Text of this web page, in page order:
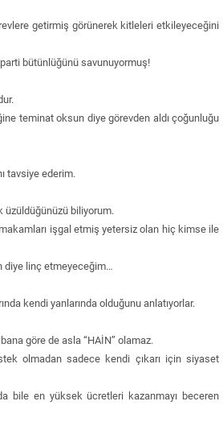
getirmiş görünerek kitleleri etkileyeceğini
bütünlüğünü savunuyormuş!
teminat oksun diye görevden aldı çoğunluğu
tavsiye ederim.
üzüldüğünüzü biliyorum.
işgal etmiş yetersiz olan hiç kimse ile
diye linç etmeyeceğim…
kendi yanlarında olduğunu anlatıyorlar.
göre de asla “HAİN” olamaz.
olmadan sadece kendi çıkarı için siyaset
bile en yüksek ücretleri kazanmayı beceren